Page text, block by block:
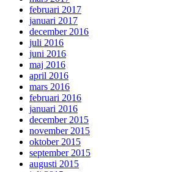
februari 2017
januari 2017
december 2016
juli 2016
juni 2016
maj 2016
april 2016
mars 2016
februari 2016
januari 2016
december 2015
november 2015
oktober 2015
september 2015
augusti 2015